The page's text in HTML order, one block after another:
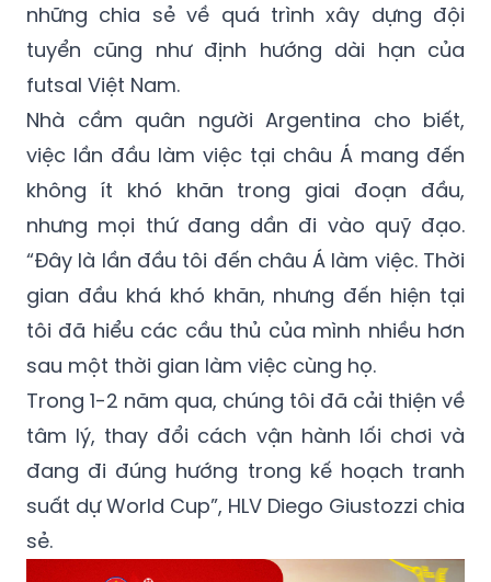
những chia sẻ về quá trình xây dựng đội
tuyển cũng như định hướng dài hạn của
futsal Việt Nam.
Nhà cầm quân người Argentina cho biết,
việc lần đầu làm việc tại châu Á mang đến
không ít khó khăn trong giai đoạn đầu,
nhưng mọi thứ đang dần đi vào quỹ đạo.
“Đây là lần đầu tôi đến châu Á làm việc. Thời
gian đầu khá khó khăn, nhưng đến hiện tại
tôi đã hiểu các cầu thủ của mình nhiều hơn
sau một thời gian làm việc cùng họ.
Trong 1-2 năm qua, chúng tôi đã cải thiện về
tâm lý, thay đổi cách vận hành lối chơi và
đang đi đúng hướng trong kế hoạch tranh
suất dự World Cup”, HLV Diego Giustozzi chia
sẻ.